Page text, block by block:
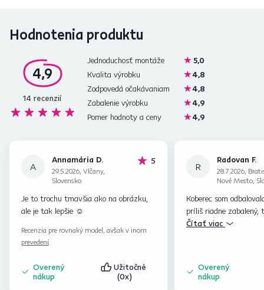
Hodnotenia produktu
4,9
14 recenzií
Jednoduchosť montáže
5,0
Kvalita výrobku
4,8
Zodpovedá očakávaniam
4,8
Zabalenie výrobku
4,9
Pomer hodnoty a ceny
4,9
A
Annamária D.
29.5.2026, Vlčany,
Slovensko
5hviezdičiek
Je to trochu tmavšia ako na obrázku,
ale je tak lepšie ☺️
Recenzia pre rovnaký model, avšak v inom
prevedení.
Overený
nákup
Užitočné
(0x)
R
Radovan F.
28.7.2026,
Nové Mesto,
Koberec som
príliš riadne zabalený,
pevnom,že som sa
mňa,, snáď naozaj
Čítať viac
Overený
nákup